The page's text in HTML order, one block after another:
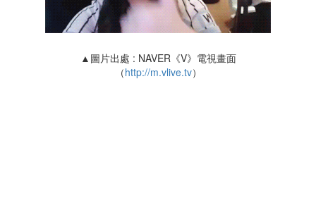
▲圖片出處 : NAVER《V》電視畫面
（http://m.vlive.tv）